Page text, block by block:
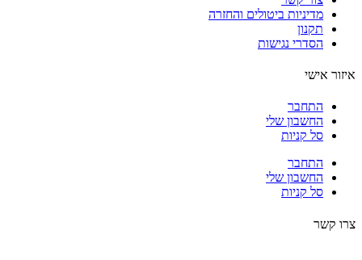
מדיניות ביטולים והחזרה
תקנון
הסדרי נגישות
אישי
התחבר
החשבון שלי
סל קניות
התחבר
החשבון שלי
סל קניות
קשר